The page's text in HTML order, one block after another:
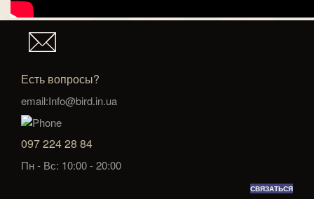
Есть вопросы?
email:Info@bird.in.ua
097 224 28 84
Пн - Вс: 10:00 - 20:00
СВЯЗАТЬСЯ